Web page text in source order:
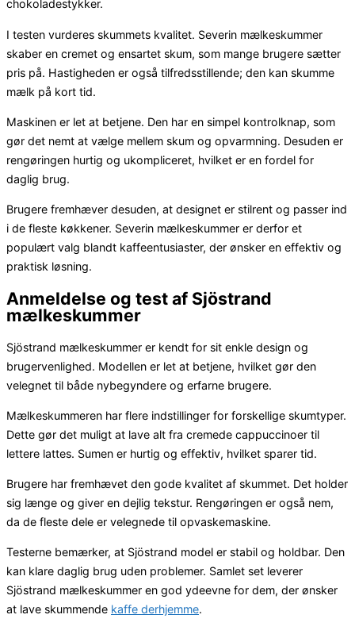
chokoladestykker.
I testen vurderes skummets kvalitet. Severin mælkeskummer
skaber en cremet og ensartet skum, som mange brugere sætter
pris på. Hastigheden er også tilfredsstillende; den kan skumme
mælk på kort tid.
Maskinen er let at betjene. Den har en simpel kontrolknap, som
gør det nemt at vælge mellem skum og opvarmning. Desuden er
rengøringen hurtig og ukompliceret, hvilket er en fordel for
daglig brug.
Brugere fremhæver desuden, at designet er stilrent og passer ind
i de fleste køkkener. Severin mælkeskummer er derfor et
populært valg blandt kaffeentusiaster, der ønsker en effektiv og
praktisk løsning.
Anmeldelse og test af Sjöstrand
mælkeskummer
Sjöstrand mælkeskummer er kendt for sit enkle design og
brugervenlighed. Modellen er let at betjene, hvilket gør den
velegnet til både nybegyndere og erfarne brugere.
Mælkeskummeren har flere indstillinger for forskellige skumtyper.
Dette gør det muligt at lave alt fra cremede cappuccinoer til
lettere lattes. Sumen er hurtig og effektiv, hvilket sparer tid.
Brugere har fremhævet den gode kvalitet af skummet. Det holder
sig længe og giver en dejlig tekstur. Rengøringen er også nem,
da de fleste dele er velegnede til opvaskemaskine.
Testerne bemærker, at Sjöstrand model er stabil og holdbar. Den
kan klare daglig brug uden problemer. Samlet set leverer
Sjöstrand mælkeskummer en god ydeevne for dem, der ønsker
at lave skummende kaffe derhjemme.